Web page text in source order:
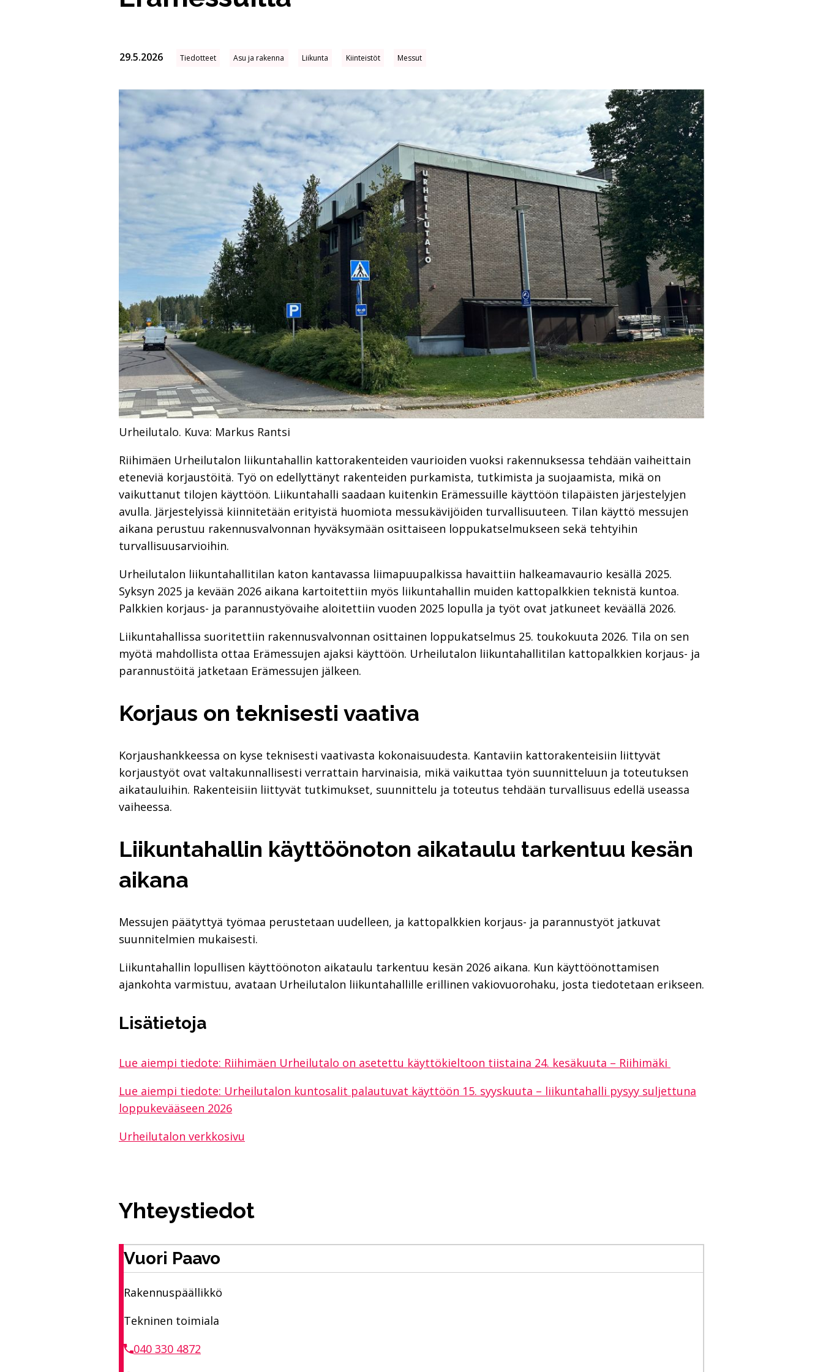
29.5.2026 Tiedotteet Asu ja rakenna Liikunta Kiinteistöt Messut
Urheilutalo. Kuva: Markus Rantsi
Riihimäen Urheilutalon liikuntahallin kattorakenteiden vaurioiden vuoksi rakennuksessa tehdään vaiheittain
eteneviä korjaustöitä. Työ on edellyttänyt rakenteiden purkamista, tutkimista ja suojaamista, mikä on
vaikuttanut tilojen käyttöön. Liikuntahalli saadaan kuitenkin Erämessuille käyttöön tilapäisten järjestelyjen
avulla. Järjestelyissä kiinnitetään erityistä huomiota messukävijöiden turvallisuuteen. Tilan käyttö messujen
aikana perustuu rakennusvalvonnan hyväksymään osittaiseen loppukatselmukseen sekä tehtyihin
turvallisuusarvioihin.
Urheilutalon liikuntahallitilan katon kantavassa liimapuupalkissa havaittiin halkeamavaurio kesällä 2025.
Syksyn 2025 ja kevään 2026 aikana kartoitettiin myös liikuntahallin muiden kattopalkkien teknistä kuntoa.
Palkkien korjaus- ja parannustyövaihe aloitettiin vuoden 2025 lopulla ja työt ovat jatkuneet keväällä 2026.
Liikuntahallissa suoritettiin rakennusvalvonnan osittainen loppukatselmus 25. toukokuuta 2026. Tila on sen
myötä mahdollista ottaa Erämessujen ajaksi käyttöön. Urheilutalon liikuntahallitilan kattopalkkien korjaus- ja
parannustöitä jatketaan Erämessujen jälkeen.
Korjaus on teknisesti vaativa
Korjaushankkeessa on kyse teknisesti vaativasta kokonaisuudesta. Kantaviin kattorakenteisiin liittyvät
korjaustyöt ovat valtakunnallisesti verrattain harvinaisia, mikä vaikuttaa työn suunnitteluun ja toteutuksen
aikatauluihin. Rakenteisiin liittyvät tutkimukset, suunnittelu ja toteutus tehdään turvallisuus edellä useassa
vaiheessa.
Liikuntahallin käyttöönoton aikataulu tarkentuu kesän
aikana
Messujen päätyttyä työmaa perustetaan uudelleen, ja kattopalkkien korjaus- ja parannustyöt jatkuvat
suunnitelmien mukaisesti.
Liikuntahallin lopullisen käyttöönoton aikataulu tarkentuu kesän 2026 aikana. Kun käyttöönottamisen
ajankohta varmistuu, avataan Urheilutalon liikuntahallille erillinen vakiovuorohaku, josta tiedotetaan erikseen.
Lisätietoja
Lue aiempi tiedote: Riihimäen Urheilutalo on asetettu käyttökieltoon tiistaina 24. kesäkuuta – Riihimäki
Lue aiempi tiedote: Urheilutalon kuntosalit palautuvat käyttöön 15. syyskuuta – liikuntahalli pysyy suljettuna
loppukevääseen 2026
Urheilutalon verkkosivu
Yhteystiedot
Vuori Paavo
Rakennuspäällikkö
Tekninen toimiala
040 330 4872